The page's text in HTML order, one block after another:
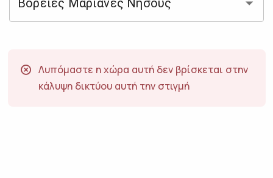
Λυπόμαστε η χώρα αυτή δεν βρίσκεται στην
κάλυψη δικτύου αυτή την στιγμή